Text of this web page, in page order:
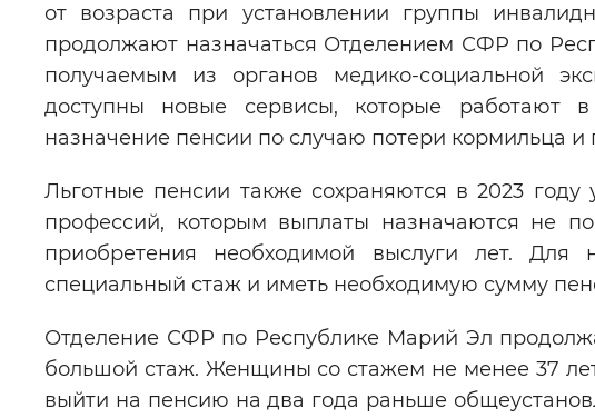
Звуковой ассистент: Воспроизвести
Вернуть стандартные настройки
от возраста при установлении группы
продолжают назначаться Отделением СФР по
получаемым из органов медико-социальной
доступны новые сервисы, которые работают в
назначение пенсии по случаю потери кормильца и
Льготные пенсии также сохраняются в 2023 году
профессий, которым выплаты назначаются не
приобретения необходимой выслуги лет. Для
специальный стаж и иметь необходимую сумму
Отделение СФР по Республике Марий Эл
большой стаж. Женщины со стажем не менее 37
выйти на пенсию на два года раньше